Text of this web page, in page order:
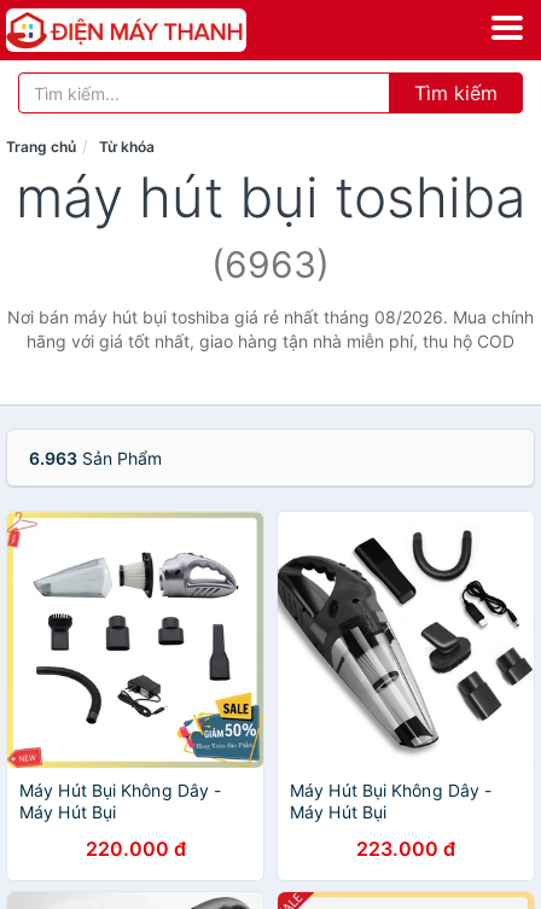
Tìm kiếm
Trang chủ Từ khóa
máy hút bụi toshiba
(6963)
Nơi bán máy hút bụi toshiba giá rẻ nhất tháng 08/2026. Mua chính
hãng với giá tốt nhất, giao hàng tận nhà miễn phí, thu hộ COD
6.963 Sản Phẩm
Máy Hút Bụi Không Dây -
Máy Hút Bụi
220.000 đ
Máy Hút Bụi Không Dây -
Máy Hút Bụi
223.000 đ